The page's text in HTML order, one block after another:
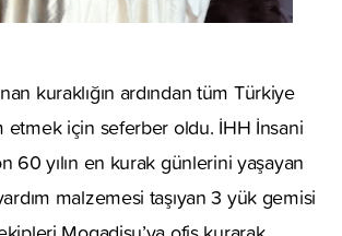
kuraklığın ardından tüm Türkiye
etmek için seferber oldu. İHH İnsani
60 yılın en kurak günlerini yaşayan
malzemesi taşıyan 3 yük gemisi